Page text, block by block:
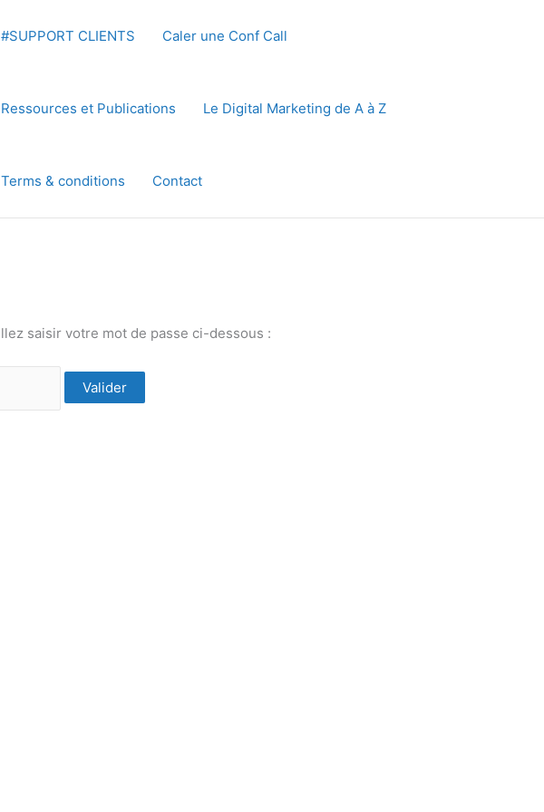
#SUPPORT CLIENTS Caler une Conf Call
Ressources et Publications Le Digital Marketing de A à Z
Terms & conditions Contact
saisir votre mot de passe ci-dessous :